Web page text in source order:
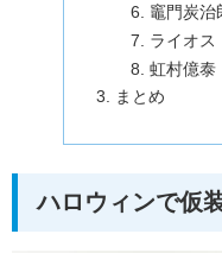
竈門炭治
ライオス
虹村億泰
まとめ
ハロウィンで仮